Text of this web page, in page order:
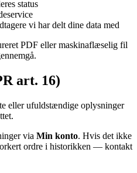
status
vi har delt dine data med
PDF eller maskinaflæselig fil
art. 16)
eller ufuldstændige oplysninger
via Min konto. Hvis det ikke
ordre i historikken — kontakt